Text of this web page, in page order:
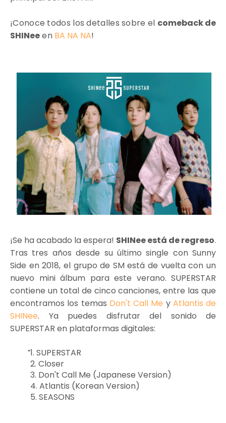
¡Conoce todos los detalles sobre el comeback de
SHINeeen BA NA NA!
¡Se ha acabado la espera! SHINee está de regreso.
Tras tres años desde su último single con Sunny
Side en 2018, el grupo de SM está de vuelta con un
nuevo mini álbum para este verano. SUPERSTAR
contiene un total de cinco canciones, entre las que
encontramos los temas Don't Call Me y Atlantis de
SHINee. Ya puedes disfrutar del sonido de
SUPERSTAR en plataformas digitales:
1. SUPERSTAR
2. Closer
3. Don't Call Me (Japanese Version)
4. Atlantis (Korean Version)
5. SEASONS